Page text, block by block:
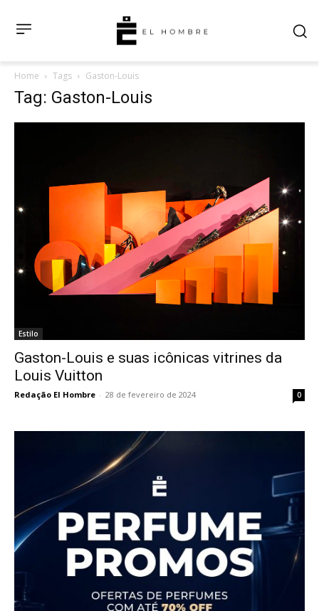
Home Tags Gaston-Louis
Tag: Gaston-Louis
Estilo
Gaston-Louis e suas icônicas vitrines da
Louis Vuitton
Redação El Hombre - 28 de fevereiro de 2024 0